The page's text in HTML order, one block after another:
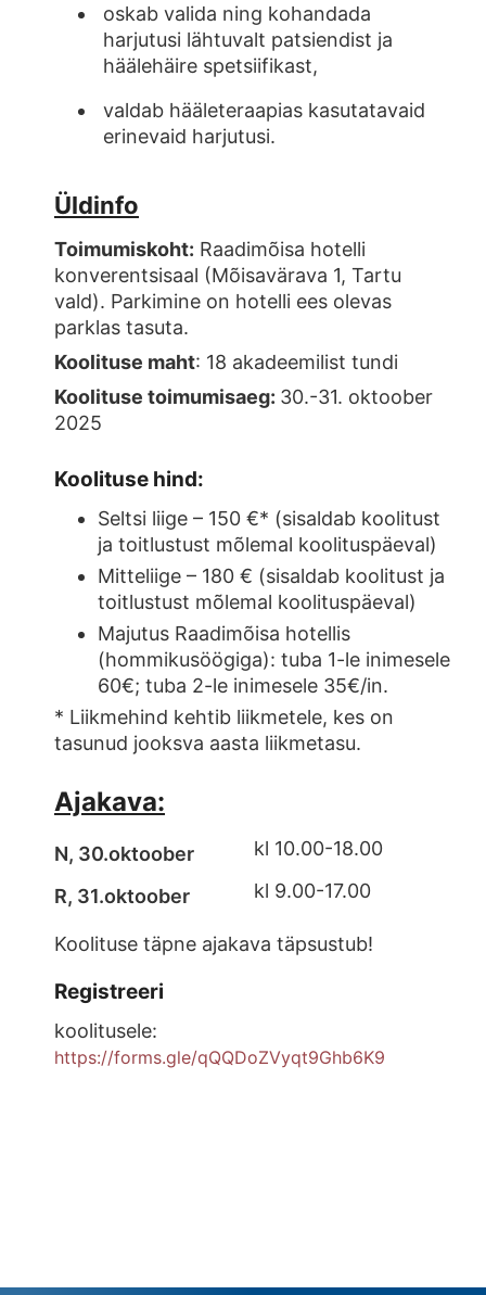
oskab valida ning kohandada
harjutusi lähtuvalt patsiendist ja
häälehäire spetsiifikast,
valdab hääleteraapias kasutatavaid
erinevaid harjutusi.
Üldinfo
Toimumiskoht: Raadimõisa hotelli
konverentsisaal (Mõisavärava 1, Tartu
vald). Parkimine on hotelli ees olevas
parklas tasuta.
Koolituse maht: 18 akadeemilist tundi
Koolituse toimumisaeg: 30.-31. oktoober
2025
Koolituse hind:
Seltsi liige – 150 €* (sisaldab koolitust
ja toitlustust mõlemal koolituspäeval)
Mitteliige – 180 € (sisaldab koolitust ja
toitlustust mõlemal koolituspäeval)
Majutus Raadimõisa hotellis
(hommikusöögiga): tuba 1-le inimesele
60€; tuba 2-le inimesele 35€/in.
* Liikmehind kehtib liikmetele, kes on
tasunud jooksva aasta liikmetasu.
Ajakava:
N, 30.oktoober kl 10.00-18.00
R, 31.oktoober kl 9.00-17.00
Koolituse täpne ajakava täpsustub!
Registreeri
koolitusele:
https://forms.gle/qQQDoZVyqt9Ghb6K9